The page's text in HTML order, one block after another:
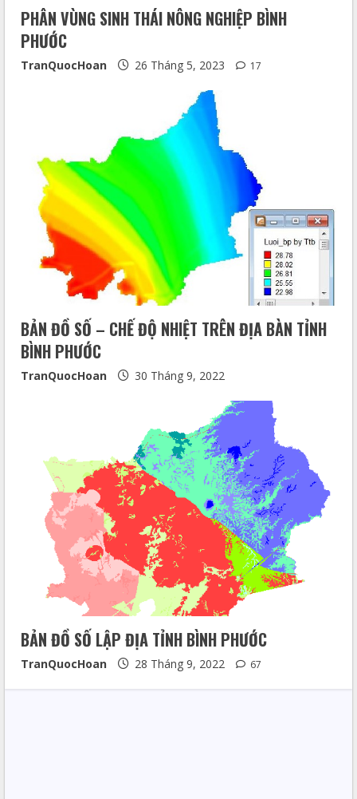
PHÂN VÙNG SINH THÁI NÔNG NGHIỆP BÌNH
PHƯỚC
TranQuocHoan 26 Tháng 5, 2023 17
BẢN ĐỒ SỐ – CHẾ ĐỘ NHIỆT TRÊN ĐỊA BÀN TỈNH
BÌNH PHƯỚC
TranQuocHoan 30 Tháng 9, 2022
BẢN ĐỒ SỐ LẬP ĐỊA TỈNH BÌNH PHƯỚC
TranQuocHoan 28 Tháng 9, 2022 67